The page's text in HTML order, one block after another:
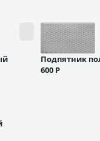
Подпятник
600 Р